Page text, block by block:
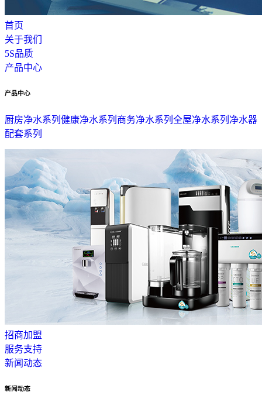
首页
关于我们
5S品质
产品中心
产品中心
厨房净水系列 健康净水系列 商务净水系列 全屋净水系列 净水器
配套系列
招商加盟
服务支持
新闻动态
新闻动态